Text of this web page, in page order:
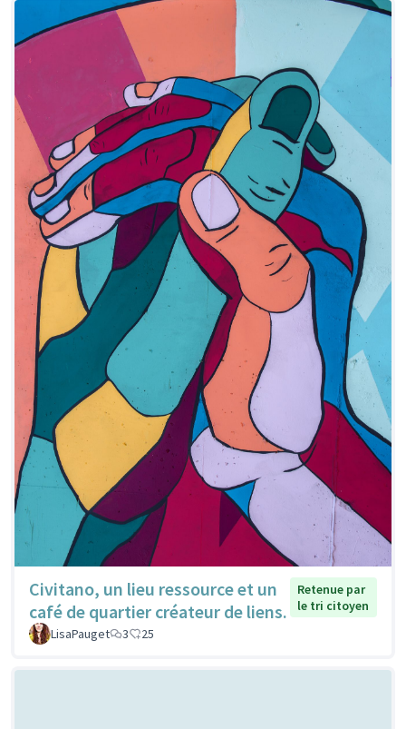
Civitano, un lieu ressource et un
café de quartier créateur de liens.
Retenue par
le tri citoyen
LisaPauget
3 25